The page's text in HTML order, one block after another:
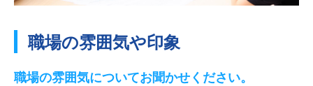
職場の雰囲気や印象
職場の雰囲気についてお聞かせください。